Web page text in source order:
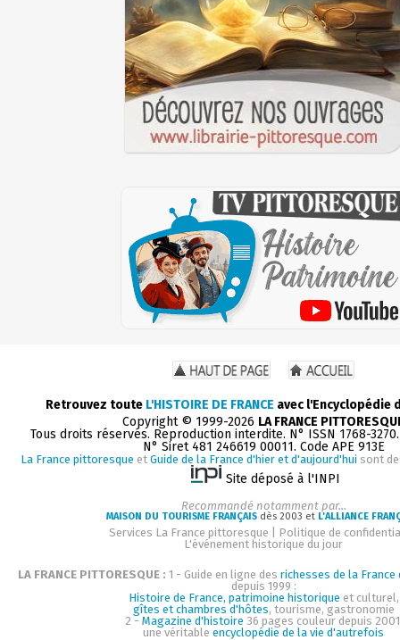
Retrouvez toute L'HISTOIRE DE FRANCE avec l'Encyclopédie
Copyright © 1999-2026 LA FRANCE
Tous droits réservés. Reproduction interdite. N° ISSN 1768-
N° Siret 481 246619 00011. Code APE 913E
La France pittoresque et Guide de la France d'hier et d'aujourd'hui sont
Site déposé à l'INPI
Recommandé notamment par...
MAISON DU TOURISME FRANÇAISdès 2003 et L'ALLIANCE
Services La France pittoresque
Politique de
L'événement historique du jour
LA FRANCE PITTORESQUE : 1 - Guide en ligne des richesses de la
depuis 1999 :
Histoire de France, patrimoine historique et culturel,
gîtes et chambres d'hôtes, tourisme, gastronomie
2 - Magazine d'histoire 36 pages couleur depuis
une véritable encyclopédie de la vie d'autrefois